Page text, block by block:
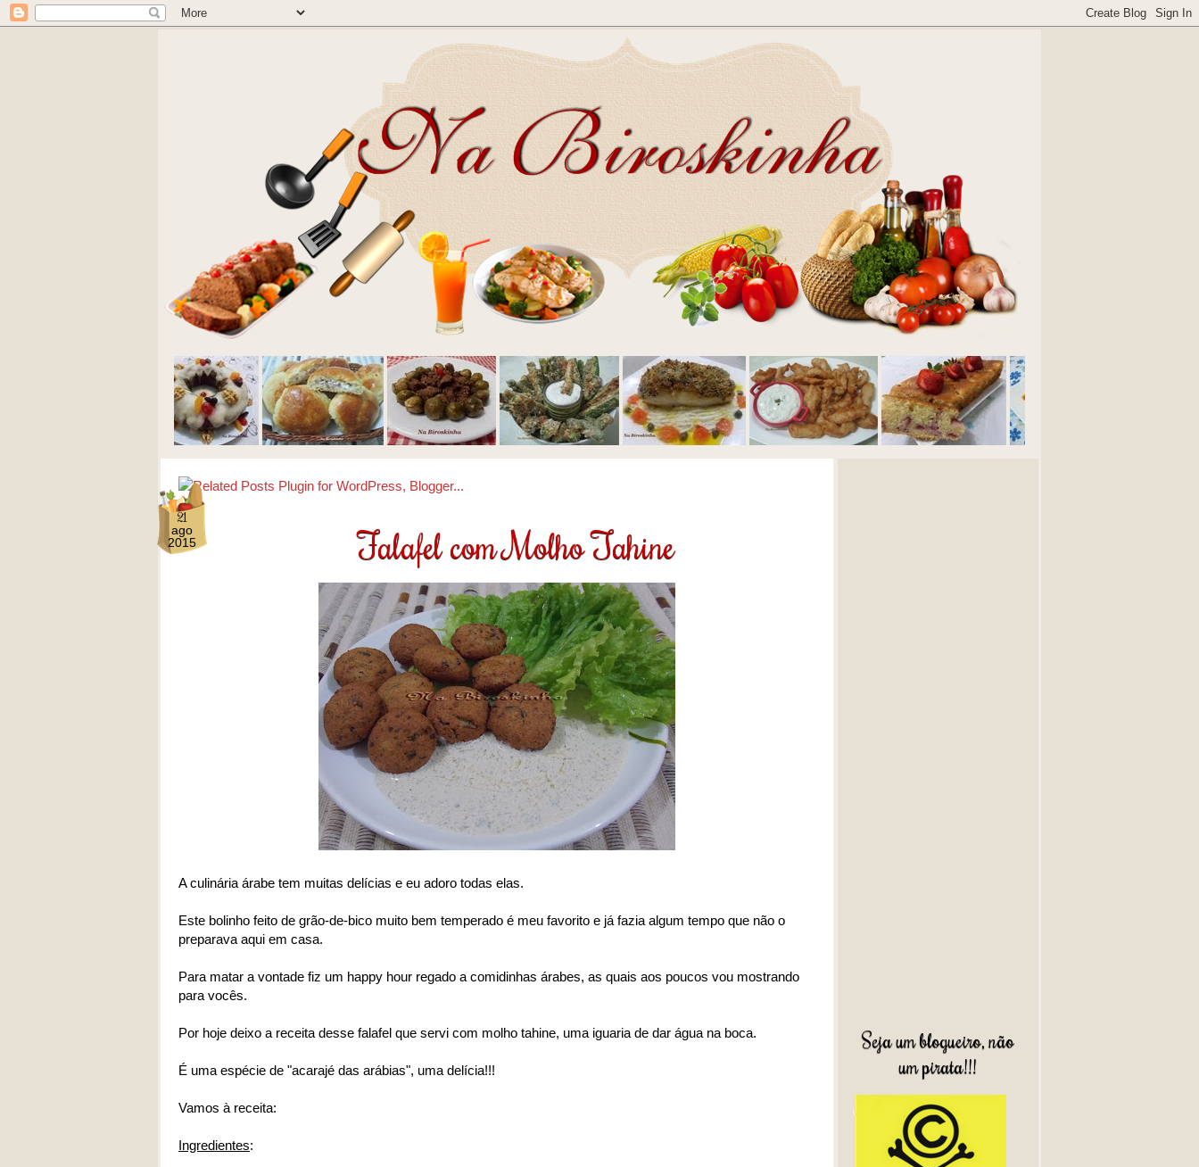
21
ago
2015
Falafel com Molho Tahine
A culinária árabe tem muitas delícias e eu adoro todas elas.
Este bolinho feito de grão-de-bico muito bem temperado é meu favorito e já fazia algum tempo que não o
preparava aqui em casa.
Para matar a vontade fiz um happy hour regado a comidinhas árabes, as quais aos poucos vou mostrando
para vocês.
Por hoje deixo a receita desse falafel que servi com molho tahine, uma iguaria de dar água na boca.
É uma espécie de "acarajé das arábias", uma delícia!!!
Vamos à receita:
Ingredientes:
Seja um blogueiro, não
um pirata!!!